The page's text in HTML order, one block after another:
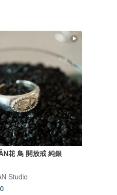
花 鳥 開放戒 純銀
Studio